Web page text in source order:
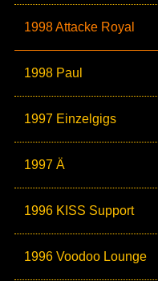
1998 Attacke Royal
1998 Paul
1997 Einzelgigs
1997 Ä
1996 KISS Support
1996 Voodoo Lounge